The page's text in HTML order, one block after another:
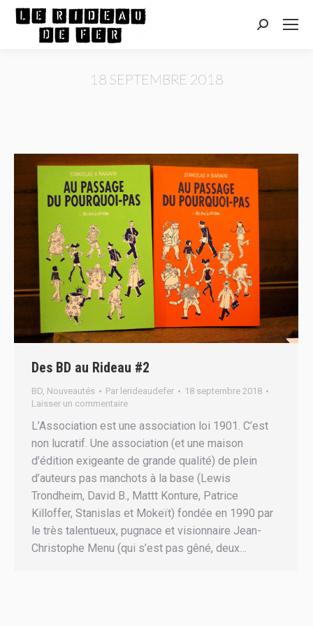
Recherche
18 SEPTEMBRE 2018
Des BD au Rideau #2
BD, Nouveautés Par lerideaudefer
18 septembre 2018
Laisser un commentaire
L’Association est une association loi 1901. C’est
non lucratif. Une association (et une maison
d’édition exigeante de grande qualité) de plein
d’auteurs pas manchots à la base (Lewis
Trondheim, David B., Mattt Konture, Patrice
Killoffer, Stanislas et Mokeït) fondée en 1990 par
le très talentueux, pugnace et visionnaire Jean-
Christophe Menu (qui s’est pas gêné, deux…